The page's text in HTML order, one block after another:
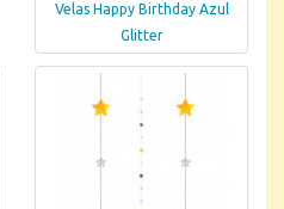
Velas Happy Birthday Azul
Glitter